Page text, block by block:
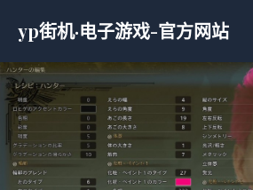
yp街机·电子游戏-官方网站